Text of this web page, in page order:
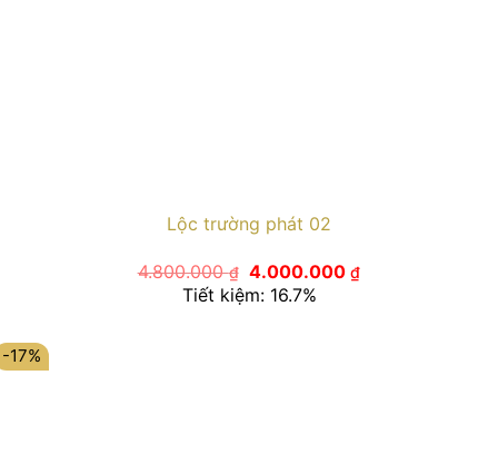
Lộc trường phát 02
4.800.000₫ Giá
gốc
là:
4.000.000₫Giá
Tiết kiệm: 16.7%
-17%